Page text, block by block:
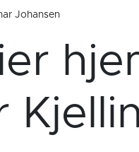
Johansen